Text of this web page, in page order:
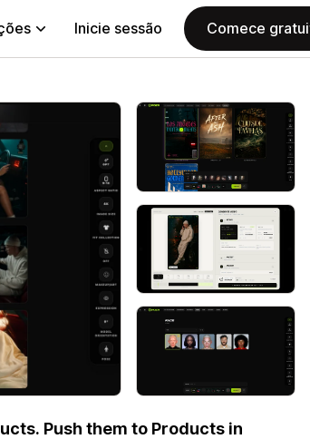
Inicie sessão Comece
Push them to Products in